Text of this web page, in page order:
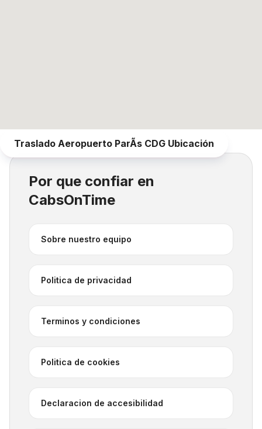
Traslado Aeropuerto ParÃ­s CDG Ubicación
Por que confiar en
CabsOnTime
Sobre nuestro equipo
Politica de privacidad
Terminos y condiciones
Politica de cookies
Declaracion de accesibilidad